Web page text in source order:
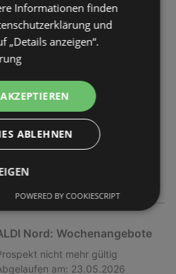
Nord: Wochenangebote
nicht mehr gültig
am: 30.05.2026
Nord: Wochenangebote
nicht mehr gültig
am: 23.05.2026
Informationen finden
und
„Details anzeigen“.
ABLEHNEN
POWERED BY COOKIESCRIPT